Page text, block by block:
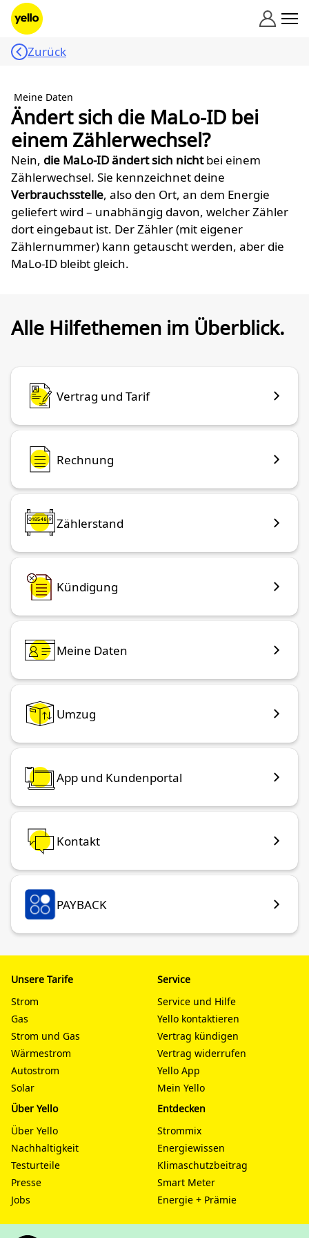
Zum Inhalt springen
Zurück
Meine Daten
Ändert sich die MaLo-ID bei
einem Zählerwechsel?
Nein, die MaLo-ID ändert sich nichtbei einem
Zählerwechsel. Sie kennzeichnet deine
Verbrauchsstelle, also den Ort, an dem Energie
geliefert wird – unabhängig davon, welcher Zähler
dort eingebaut ist. Der Zähler (mit eigener
Zählernummer) kann getauscht werden, aber die
MaLo-ID bleibt gleich.
Alle Hilfethemen im Überblick.
Vertrag und Tarif
Rechnung
Zählerstand
Kündigung
Meine Daten
Umzug
App und Kundenportal
Kontakt
PAYBACK
Unsere Tarife
Strom
Gas
Strom und Gas
Wärmestrom
Autostrom
Solar
Service
Service und Hilfe
Yello kontaktieren
Vertrag kündigen
Vertrag widerrufen
Yello App
Mein Yello
Über Yello
Über Yello
Nachhaltigkeit
Testurteile
Presse
Jobs
Entdecken
Strommix
Energiewissen
Klimaschutzbeitrag
Smart Meter
Energie + Prämie